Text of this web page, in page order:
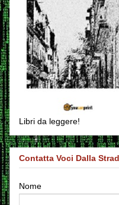
Libri da leggere!
Contatta Voci Dalla
Nome